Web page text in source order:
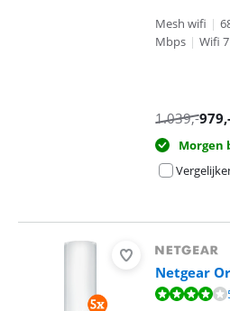
Mesh wifi |
Mbps | Wifi 7
1.039,-979
Morgen
Netgear
Beoordeling is 8,0 van de 10, gebaseerd